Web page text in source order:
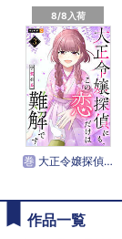
8/8入荷
巻 大正令嬢探偵にも、この恋だけは難解です
作品一覧